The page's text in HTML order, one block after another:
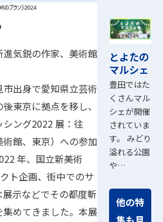
気鋭の作家、美術館
出身で愛知県立芸術
東京に拠点を移し、
ング2022 展：往
館、東京）への参加
年、国立新美術
ト企画、街中でのサ
示などでその都度斬
めてきました。本展
とよたの
マルシェ
豊田ではた
くさんマル
シェが開催
されていま
す。 みどり
溢れる公園
や…
他の特